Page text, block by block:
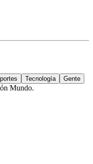
Tecnología Gente
Mundo.